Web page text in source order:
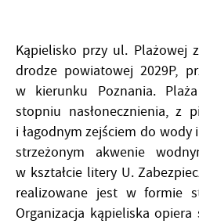
Kąpielisko przy ul. Plażowej
drodze powiatowej 2029P,
w kierunku Poznania.
stopniu nasłonecznienia, z
i łagodnym zejściem do wody
strzeżonym akwenie
w kształcie litery U.
realizowane jest w formie
Organizacja kąpieliska